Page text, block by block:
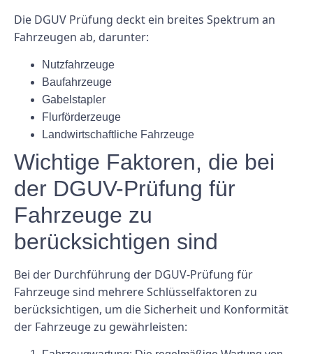
Die DGUV Prüfung deckt ein breites Spektrum an
Fahrzeugen ab, darunter:
Nutzfahrzeuge
Baufahrzeuge
Gabelstapler
Flurförderzeuge
Landwirtschaftliche Fahrzeuge
Wichtige Faktoren, die bei
der DGUV-Prüfung für
Fahrzeuge zu
berücksichtigen sind
Bei der Durchführung der DGUV-Prüfung für
Fahrzeuge sind mehrere Schlüsselfaktoren zu
berücksichtigen, um die Sicherheit und Konformität
der Fahrzeuge zu gewährleisten: